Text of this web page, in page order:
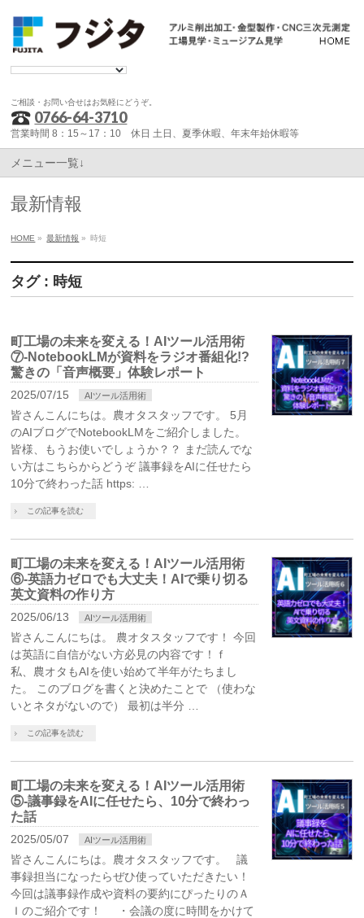
ご相談・お問い合せはお気軽にどうぞ。
0766-64-3710
営業時間 8：15～17：10 休日 土日、夏季休暇、年末年始休暇等
メニュー一覧↓
最新情報
HOME » 最新情報 » 時短
タグ : 時短
町工場の未来を変える！AIツール活用術
⑦-NotebookLMが資料をラジオ番組化!?
驚きの「音声概要」体験レポート
2025/07/15 AIツール活用術
皆さんこんにちは。農オタスタッフです。 5月
のAIブログでNotebookLMをご紹介しました。
皆様、もうお使いでしょうか？？ まだ読んでな
い方はこちらからどうぞ 議事録をAIに任せたら
10分で終わった話 https: …
この記事を読む
町工場の未来を変える！AIツール活用術
⑥-英語力ゼロでも大丈夫！AIで乗り切る
英文資料の作り方
2025/06/13 AIツール活用術
皆さんこんにちは。 農オタスタッフです！ 今回
は英語に自信がない方必見の内容です！ｆ
私、農オタもAIを使い始めて半年がたちまし
た。 このブログを書くと決めたことで （使わな
いとネタがないので） 最初は半分 …
この記事を読む
町工場の未来を変える！AIツール活用術
⑤-議事録をAIに任せたら、10分で終わっ
た話
2025/05/07 AIツール活用術
皆さんこんにちは。農オタスタッフです。 議
事録担当になったらぜひ使っていただきたい！
今回は議事録作成や資料の要約にぴったりのＡ
Ｉのご紹介です！ ・会議の度に時間をかけて